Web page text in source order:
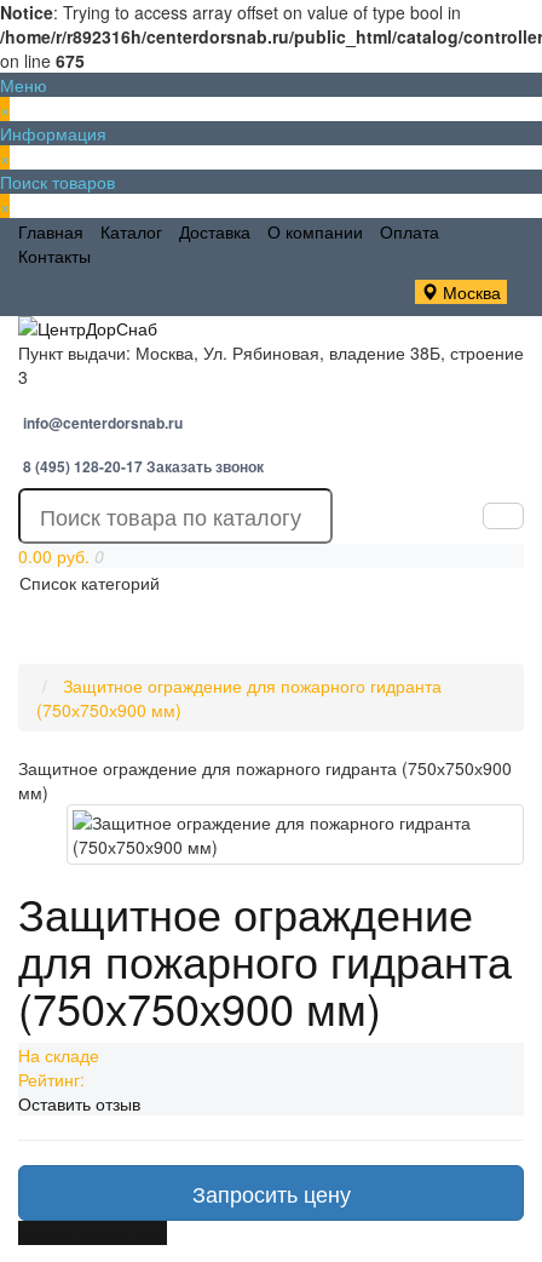
Notice: Trying to access array offset on value of type bool in
/home/r/r892316h/centerdorsnab.ru/public_html/catalog/
on line 675
Меню
×
Информация
×
Поиск товаров
×
Главная
Каталог Доставка О компании
Оплата
Контакты
Москва
Пункт выдачи: Москва, Ул. Рябиновая, владение 38Б, строение
3
info@centerdorsnab.ru
8 (495) 128-20-17Заказать звонок
0.00 руб. 0
Список категорий
Защитное ограждение для пожарного гидранта
(750х750х900 мм)
Защитное ограждение для пожарного гидранта (750х750х900
мм)
Защитное ограждение
для пожарного гидранта
(750х750х900 мм)
На складе
Рейтинг:
Оставить отзыв
Запросить цену